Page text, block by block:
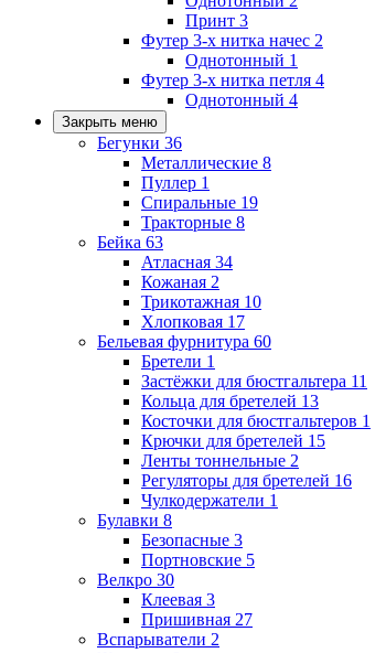
Принт 3
Футер 3-х нитка начес 2
Однотонный 1
Футер 3-х нитка петля 4
Однотонный 4
Закрыть меню
Бегунки 36
Металлические 8
Пуллер 1
Спиральные 19
Тракторные 8
Бейка 63
Атласная 34
Кожаная 2
Трикотажная 10
Хлопковая 17
Бельевая фурнитура 60
Бретели 1
Застёжки для бюстгальтера 11
Кольца для бретелей 13
Косточки для бюстгальтеров 1
Крючки для бретелей 15
Ленты тоннельные 2
Регуляторы для бретелей 16
Чулкодержатели 1
Булавки 8
Безопасные 3
Портновские 5
Велкро 30
Клеевая 3
Пришивная 27
Вспарыватели 2